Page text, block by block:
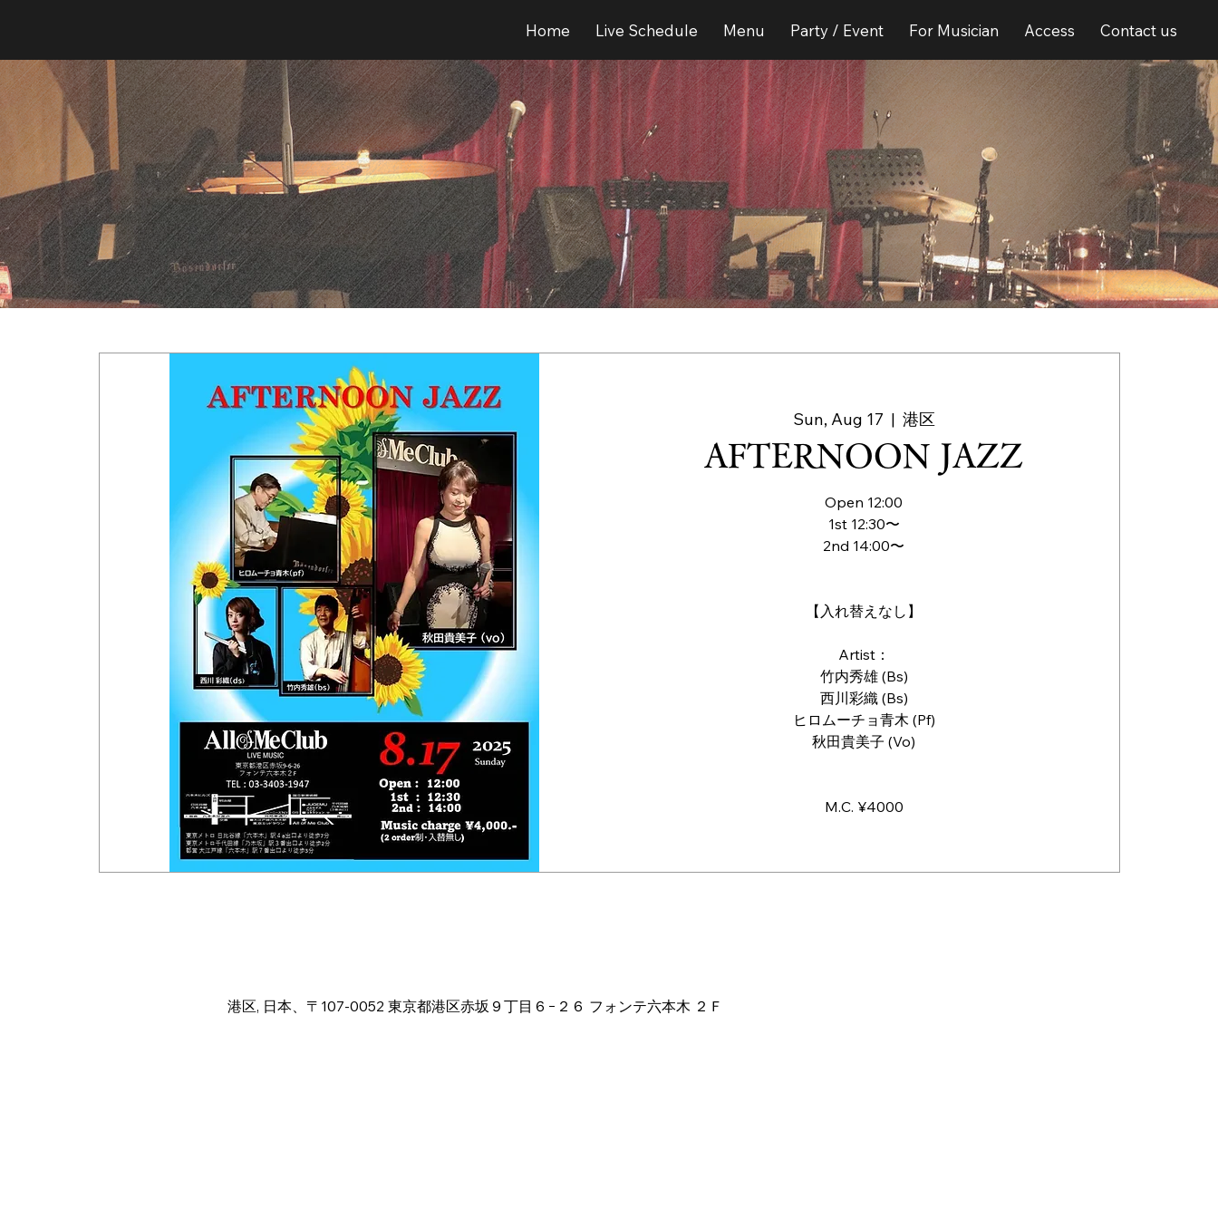
Home Live Schedule Menu Party / Event For Musician Access Contact us
Sun, Aug 17
  |
港区
AFTERNOON JAZZ
Open 12:00
1st 12:30〜
2nd 14:00〜
【入れ替えなし】
Artist：
竹内秀雄 (Bs)
西川彩織 (Bs)
ヒロムーチョ青木 (Pf)
秋田貴美子 (Vo)
M.C. ¥4000
港区, 日本、〒107-0052 東京都港区赤坂９丁目６−２６ フォンテ六本木 ２Ｆ